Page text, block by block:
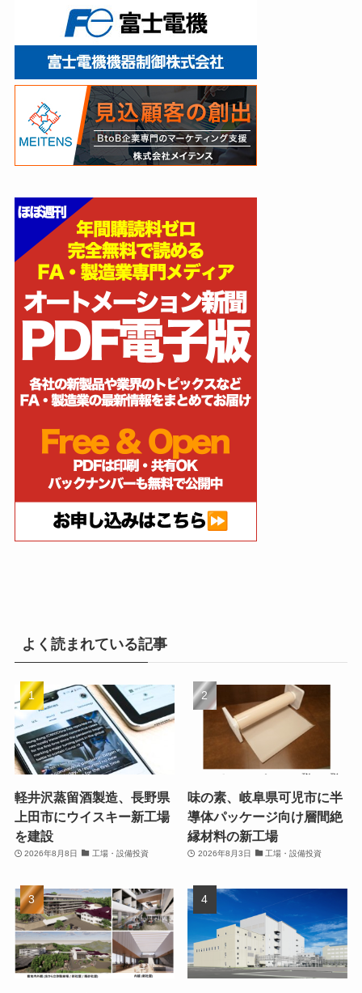
よく読まれている記事
軽井沢蒸留酒製造、長野県
上田市にウイスキー新工場
を建設
2026年8月8日 工場・設備投資
味の素、岐阜県可児市に半
導体パッケージ向け層間絶
縁材料の新工場
2026年8月3日 工場・設備投資